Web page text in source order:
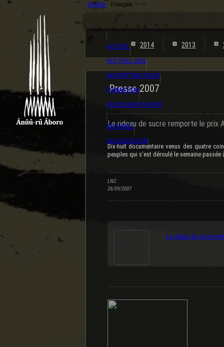
English Français
ACCUEIL
FESTIVAL 2022
INSCRIPTION FILMS
FORMATION
FILMS EN DIFFUSION
ARCHIVES
L’ASSOCIATION
2014 2013
Presse 2007
Le rideau de sucre remporte le prix
Dix-huit documentaire venus des quatre
peuples qui s’est déroulé le semaine passée
LNC
26/09/2007
Le rideau de sucre